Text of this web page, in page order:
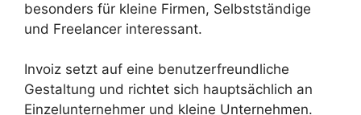
besonders für kleine Firmen, Selbstständige
und Freelancer interessant.
Invoiz setzt auf eine benutzerfreundliche
Gestaltung und richtet sich hauptsächlich an
Einzelunternehmer und kleine Unternehmen.